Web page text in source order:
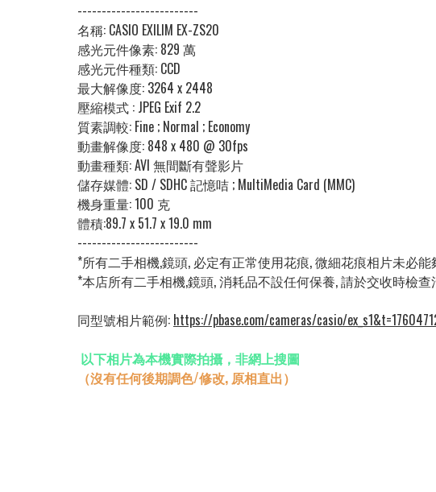
-------------------------
名稱: CASIO EXILIM EX-ZS20
感光元件像素: 829 萬
感光元件種類: CCD
最大解像度: 3264 x 2448
壓縮模式 : JPEG Exif 2.2
質素調較: Fine ; Normal ; Economy
動畫解像度: 848 x 480 @ 30fps
動畫種類: AVI 無間斷有聲影片
儲存媒體: SD / SDHC 記憶咭 ; MultiMedia Card (MMC)
機身重量:100 克
體積:89.7 x 51.7 x 19.0 mm
-------------------------
*所有二手相機,鏡頭, 必定有正常使用花痕, 微細花痕相片未必
*本店所有二手相機,鏡頭, 消耗品不設任何保養, 請於交收時檢查
同型號相片範例: https://pbase.com/cameras/casio/
以下相片為本機實際拍攝，非網上搜圖
（沒有任何後期調色/修改, 原相直出）